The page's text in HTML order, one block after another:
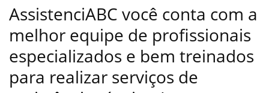
AssistenciABC você conta com a
melhor equipe de profissionais
especializados e bem treinados
para realizar serviços de